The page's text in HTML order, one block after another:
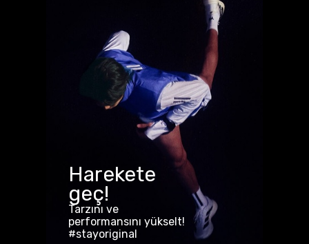
Harekete
geç!
Tarzını ve
performansını yükselt!
#stayoriginal